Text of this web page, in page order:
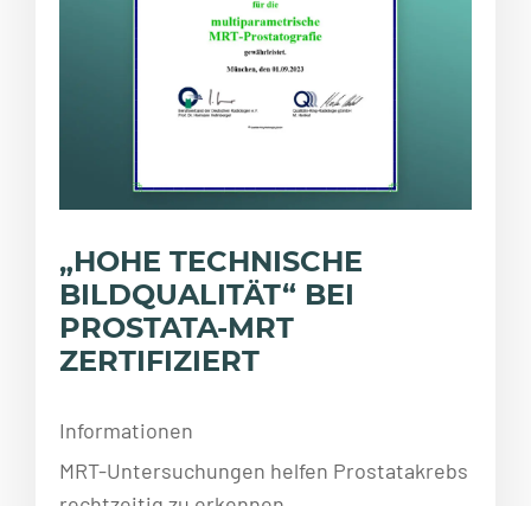
„HOHE TECHNISCHE
BILDQUALITÄT“ BEI
PROSTATA-MRT
ZERTIFIZIERT
Informationen
MRT-Untersuchungen helfen Prostatakrebs